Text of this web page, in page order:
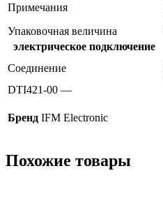
Примечания
Упаковочная величина
электрическое подключение
Соединение
DTI421-00 —
Бренд IFM Electronic
Похожие товары